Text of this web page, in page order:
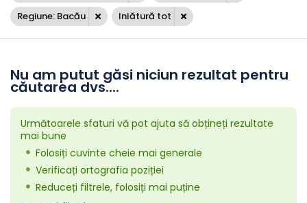
Regiune: Bacău
Inlătură tot
Nu am putut găsi niciun rezultat pentru
căutarea dvs....
Următoarele sfaturi vă pot ajuta să obțineți rezultate
mai bune
Folosiți cuvinte cheie mai generale
Verificați ortografia poziției
Reduceți filtrele, folosiți mai puține